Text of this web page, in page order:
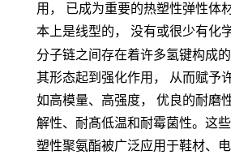
用，
已成为重要的热塑性弹性体
本上是线型的，
没有或很少有化
分子链之间存在着许多氢键构成的
其形态起到强化作用，
从而赋予
如高模量、高强度，
优良的耐磨
解性、耐髙低温和耐霉菌性。这
塑性聚氨酯被广泛应用于鞋材、